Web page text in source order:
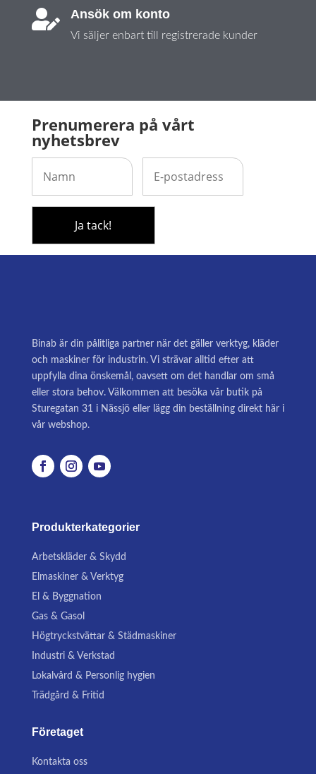
 Ansök om konto
Vi säljer enbart till registrerade kunder
Prenumerera på vårt
nyhetsbrev
Binab är din pålitliga partner när det gäller verktyg, kläder
och maskiner för industrin. Vi strävar alltid efter att
uppfylla dina önskemål, oavsett om det handlar om små
eller stora behov. Välkommen att besöka vår butik på
Sturegatan 31 i Nässjö eller lägg din beställning direkt här i
vår webshop.
Produkterkategorier
Arbetskläder & Skydd
Elmaskiner & Verktyg
El & Byggnation
Gas & Gasol
Högtryckstvättar & Städmaskiner
Industri & Verkstad
Lokalvård & Personlig hygien
Trädgård & Fritid
Företaget
Kontakta oss